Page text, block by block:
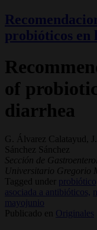
probióticos en
of
diarrhea
G. Álvarez Calatayud,
Sánchez Sánchez
Sección de
Universitario Gregorio
Tagged under
asociada a antibióticos,
mayojunio
Publicado en Originales